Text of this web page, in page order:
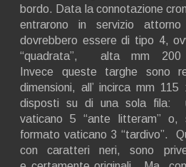
bordo. Data la connotazione
entrarono in servizio
dovrebbero essere di tipo 4,
“quadrata”, alta mm
Invece queste targhe sono
dimensioni, all’ incirca mm
disposti su di una sola fila:
vaticano 5 “ante litteram”
formato vaticano 3 “tardivo”.
con caratteri neri, sono